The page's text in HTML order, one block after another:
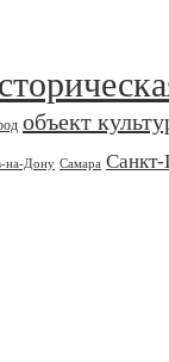
объект
на-Дону Самара Санкт-